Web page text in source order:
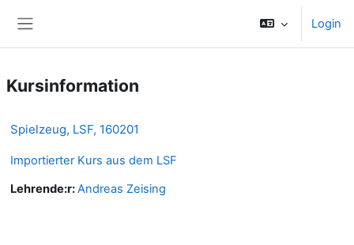
Login
Kursinformation
Spielzeug, LSF, 160201
Importierter Kurs aus dem LSF
Lehrende:r:Andreas Zeising